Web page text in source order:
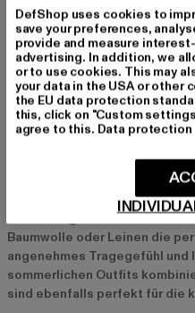
getragen werden kann. Im
Materialien wie Baumwolle
Winter wärmende Materialien
Weiß perfekt sind, um auch
unterwegs zu sein.
Beliebte Modelle und
Leichte Sommerjacken
Für Frühling und Sommer sind
Baumwolle oder Leinen die
angenehmes Tragegefühl und
sommerlichen Outfits
sind ebenfalls perfekt für die
DefShop uses cookies to
save your preferences,
provide and measure
advertising. In addition, we
or to use cookies. This may
your data in the USA or other
the EU data protection
this, click on "Custom
agree to this. Data protection